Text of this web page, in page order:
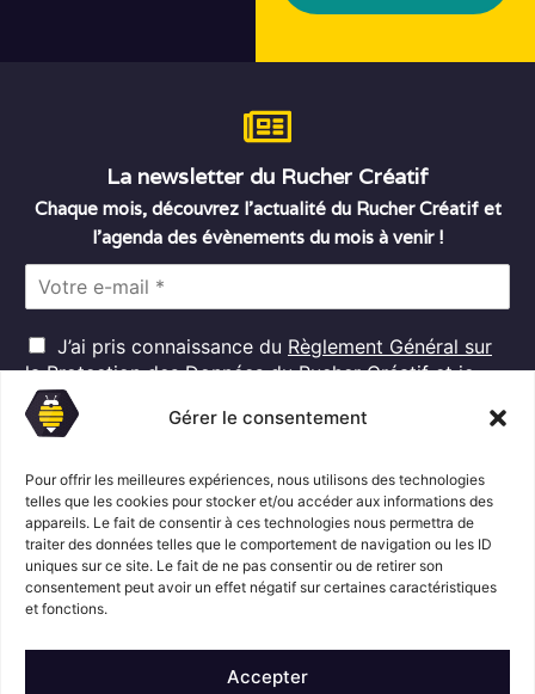
Gérer le consentement
Pour offrir les meilleures expériences, nous utilisons des technologies
telles que les cookies pour stocker et/ou accéder aux informations des
appareils. Le fait de consentir à ces technologies nous permettra de
traiter des données telles que le comportement de navigation ou les ID
uniques sur ce site. Le fait de ne pas consentir ou de retirer son
consentement peut avoir un effet négatif sur certaines caractéristiques
et fonctions.
Accepter
La newsletter du Rucher Créatif
Chaque mois, découvrez l’actualité du Rucher Créatif et
l’agenda des évènements du mois à venir !
l
*
R
G
D
P
J’ai pris connaissance du Règlement Général sur
la Protection des Donnéesdu Rucher Créatif et je
consens au traitement de mes données personnelles
dans ces conditions.*
S'abonner
Suivez l'actualité du Rucher créatif